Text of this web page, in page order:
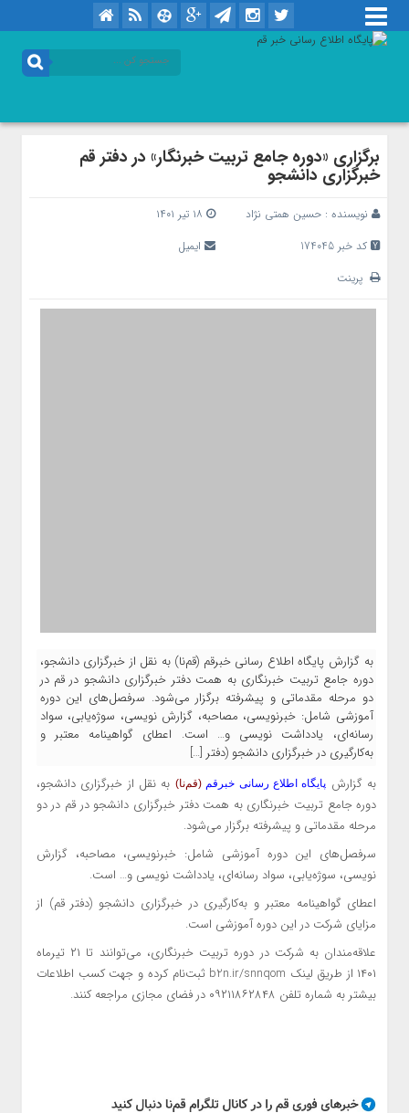
برگزاری «دوره جامع تربیت خبرنگار» در دفتر قم
خبرگزاری دانشجو
نویسنده : حسین همتی نژاد
کد خبر 174045
ایمیل
پرینت
به گزارش پایگاه اطلاع رسانی خبرقم (قم‌نا) به نقل از خبرگزاری دانشجو،
دوره جامع تربیت خبرنگاری به همت دفتر خبرگزاری دانشجو در قم در
دو مرحله مقدماتی و پیشرفته برگزار می‌شود. سرفصل‌های این دوره
آموزشی شامل: خبرنویسی، مصاحبه، گزارش نویسی، سوژه‌یابی، سواد
رسانه‌ای، یادداشت نویسی و… است. اعطای گواهینامه معتبر و
به‌کارگیری در خبرگزاری دانشجو (دفتر […]
به گزارش پایگاه اطلاع رسانی خبرقم (قم‌نا)
به نقل از خبرگزاری دانشجو،
دوره جامع تربیت خبرنگاری به همت دفتر خبرگزاری دانشجو در قم در دو
مرحله مقدماتی و پیشرفته برگزار می‌شود.
سرفصل‌های این دوره آموزشی شامل: خبرنویسی، مصاحبه، گزارش
نویسی، سوژه‌یابی، سواد رسانه‌ای، یادداشت نویسی و… است.
اعطای گواهینامه معتبر و به‌کارگیری در خبرگزاری دانشجو (دفتر قم) از
مزایای شرکت در این دوره آموزشی است.
علاقه‌مندان به شرکت در دوره تربیت خبرنگاری، می‌توانند تا ۲۱ تیرماه
۱۴۰۱ از طریق لینک b2n.ir/snnqom ثبت‌نام کرده و جهت کسب اطلاعات
بیشتر به شماره تلفن ۰۹۲۱۱۸۶۲۸۴۸ در فضای مجازی مراجعه کنند.